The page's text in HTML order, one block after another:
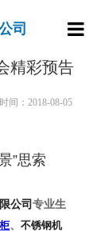
司
精彩预告
时间：2018-08-05
”思索
公司专业生
、不锈钢机